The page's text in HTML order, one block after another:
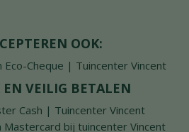
OOK:
EN VEILIG BETALEN